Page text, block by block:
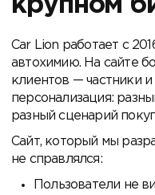
крупном
Car Lion работает с
автохимию. На сайте
клиентов — частники
персонализация:
разный сценарий
Сайт, который мы
не справлялся:
Пользователи не